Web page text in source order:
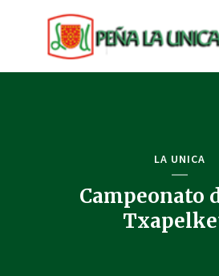
LA UNICA
Campeonato